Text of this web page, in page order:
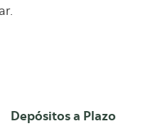
Depósitos a Plazo